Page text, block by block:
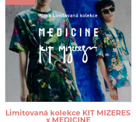
Limitovaná kolekce KIT MIZERES